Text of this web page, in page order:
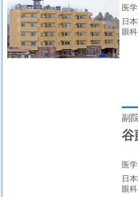
医
日
眼
副
谷
医
日
眼